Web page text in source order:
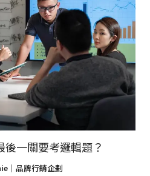
一關要考邏輯題？
｜品牌行銷企劃